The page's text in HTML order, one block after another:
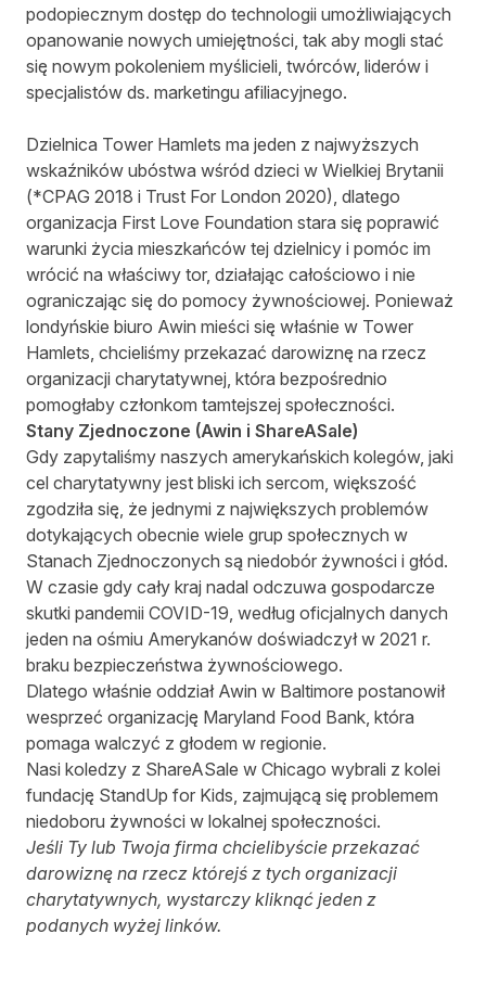
podopiecznym dostęp do technologii umożliwiających
opanowanie nowych umiejętności, tak aby mogli stać
się nowym pokoleniem myślicieli, twórców, liderów i
specjalistów ds. marketingu afiliacyjnego.
Dzielnica Tower Hamlets ma jeden z najwyższych
wskaźników ubóstwa wśród dzieci w Wielkiej Brytanii
(*CPAG 2018 i Trust For London 2020), dlatego
organizacja First Love Foundation stara się poprawić
warunki życia mieszkańców tej dzielnicy i pomóc im
wrócić na właściwy tor, działając całościowo i nie
ograniczając się do pomocy żywnościowej. Ponieważ
londyńskie biuro Awin mieści się właśnie w Tower
Hamlets, chcieliśmy przekazać darowiznę na rzecz
organizacji charytatywnej, która bezpośrednio
pomogłaby członkom tamtejszej społeczności.
Stany Zjednoczone (Awin i ShareASale)
Gdy zapytaliśmy naszych amerykańskich kolegów, jaki
cel charytatywny jest bliski ich sercom, większość
zgodziła się, że jednymi z największych problemów
dotykających obecnie wiele grup społecznych w
Stanach Zjednoczonych są niedobór żywności i głód.
W czasie gdy cały kraj nadal odczuwa gospodarcze
skutki pandemii COVID-19, według oficjalnych danych
jeden na ośmiu Amerykanów doświadczył w 2021 r.
braku bezpieczeństwa żywnościowego.
Dlatego właśnie oddział Awin w Baltimore postanowił
wesprzeć organizację Maryland Food Bank , która
pomaga walczyć z głodem w regionie.
Nasi koledzy z ShareASale w Chicago wybrali z kolei
fundację StandUp for Kids , zajmującą się problemem
niedoboru żywności w lokalnej społeczności.
Jeśli Ty lub Twoja firma chcielibyście przekazać
darowiznę na rzecz którejś z tych organizacji
charytatywnych, wystarczy kliknąć jeden z
podanych wyżej linków.